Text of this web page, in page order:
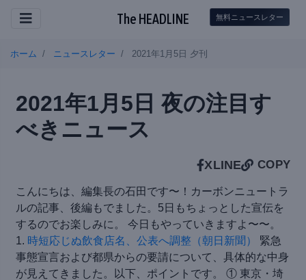
The HEADLINE 無料ニュースレター
ホーム ニュースレター 2021年1月5日 夕刊
2021年1月5日 夜の注目す
べきニュース
XLINE COPY
こんにちは、編集長の石田です〜！カーボンニュートラ
ルの記事、後編もでました。5日もちょっとした宣伝を
するのでお楽しみに。 今日もやっていきますよ〜〜。
1. 時短応じぬ飲食店名、公表へ調整（朝日新聞）
緊急
事態宣言および都県からの要請について、具体的な中身
が見えてきました。以下、ポイントです。 ① 東京・埼